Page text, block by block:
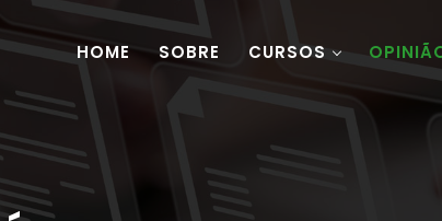
HOME SOBRE CURSOS